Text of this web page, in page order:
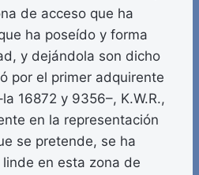
de acceso que ha
ha poseído y forma
y dejándola son dicho
por el primer adquirente
16872 y 9356–, K.W.R.,
en la representación
se pretende, se ha
en esta zona de